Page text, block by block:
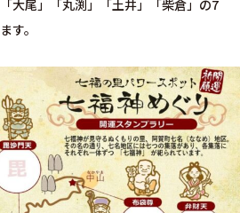
大尾」「丸渕」「土井」「柴倉」の7
す。